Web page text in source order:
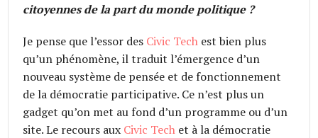
citoyennes de la part du monde politique ?
Je pense que l’essor des Civic Tech est bien plus
qu’un phénomène, il traduit l’émergence d’un
nouveau système de pensée et de fonctionnement
de la démocratie participative. Ce n’est plus un
gadget qu’on met au fond d’un programme ou d’un
site. Le recours aux Civic Tech et à la démocratie